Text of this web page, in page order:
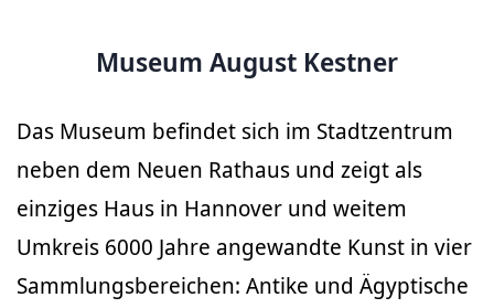
Museum August Kestner
Das Museum befindet sich im Stadtzentrum
neben dem Neuen Rathaus und zeigt als
einziges Haus in Hannover und weitem
Umkreis 6000 Jahre angewandte Kunst in vier
Sammlungsbereichen: Antike und Ägyptische